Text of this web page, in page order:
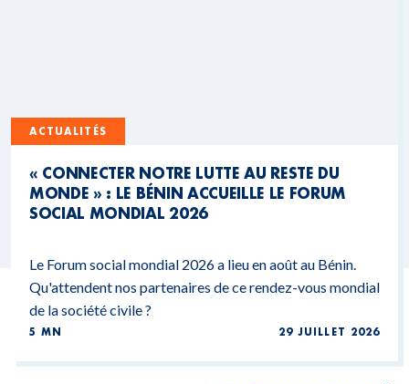
ACTUALITÉS
« CONNECTER NOTRE LUTTE AU RESTE DU
MONDE » : LE BÉNIN ACCUEILLE LE FORUM
SOCIAL MONDIAL 2026
Le Forum social mondial 2026 a lieu en août au Bénin.
Qu'attendent nos partenaires de ce rendez-vous mondial
de la société civile ?
5 MN 29 JUILLET 2026